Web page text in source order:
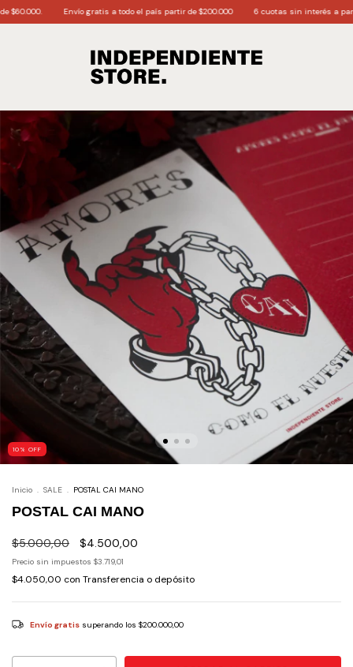
Envío gratis a todo el país partir de $200.000 6 cuotas sin interés a partir de
10 % OFF
Inicio . SALE . POSTAL CAI MANO
POSTAL CAI MANO
$5.000,00 $4.500,00
Precio sin impuestos $3.719,01
$4.050,00 con Transferencia o depósito
Envío gratis superando los $200.000,00